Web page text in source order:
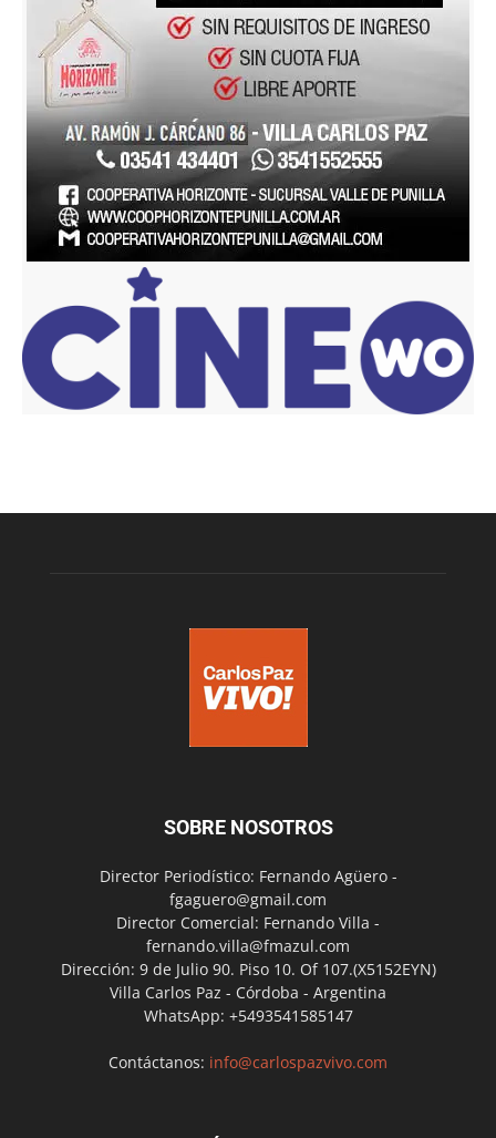
SOBRE NOSOTROS
Director Periodístico: Fernando Agüero -
fgaguero@gmail.com
Director Comercial: Fernando Villa -
fernando.villa@fmazul.com
Dirección: 9 de Julio 90. Piso 10. Of 107.(X5152EYN)
Villa Carlos Paz - Córdoba - Argentina
WhatsApp: +5493541585147
Contáctanos: info@carlospazvivo.com